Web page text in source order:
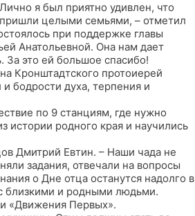
я был приятно удивлен, что
целыми семьями, – отметил
при поддержке главы
Анатольевной. Она нам дает
За это ей большое спасибо!
Кронштадтского протоиерей
бодрости духа, терпения и
по 9 станциям, где нужно
истории родного края и научились
Дмитрий Евтин. – Наши чада не
задания, отвечали на вопросы
о Дне отца останутся надолго в
близкими и родными людьми.
«Движения Первых».